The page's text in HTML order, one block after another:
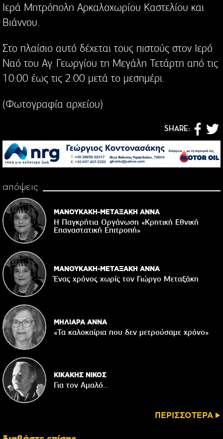
Ιερά Μητρόπολη Αρκαλοχωρίου Καστελίου και
Βιάννου.
Στο πλαίσιο αυτό δέχεται τους πιστούς στον Ιερό
Ναό του Αγ. Γεωργίου τη Μεγάλη Τετάρτη από τις
10:00 έως τις 2:00 μετά το μεσημέρι.
(Φωτογραφία αρχείου)
SHARE:
απόψεις
ΜΑΝΟΥΚΑΚΗ-ΜΕΤΑΞΑΚΗ ΑΝΝΑ
Η Παγκρήτια Οργάνωση «Κρητική Εθνική
Επαναστατική Eπιτροπή»
ΜΑΝΟΥΚΑΚΗ-ΜΕΤΑΞΑΚΗ ΑΝΝΑ
Ένας χρόνος χωρίς τον Γιώργο Μεταξάκη
ΜΗΛΙΑΡΑ ΑΝΝΑ
«Τα καλοκαίρια που δεν μετρούσαμε χρόνο»
ΚΙΚΑΚΗΣ ΝΙΚΟΣ
Για τον Αμαλό…
ΠΕΡΙΣΣΟΤΕΡΑ